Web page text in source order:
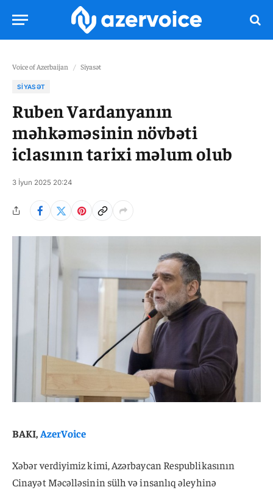
Voice of Azerbaijan / Siyasət
SIYASƏT
Ruben Vardanyanın
məhkəməsinin növbəti
iclasının tarixi məlum olub
3 İyun 2025 20:24
BAKI,AzerVoice
Xəbər verdiyimiz kimi, Azərbaycan Respublikasının
Cinayət Məcəlləsinin sülh və insanlıq əleyhinə